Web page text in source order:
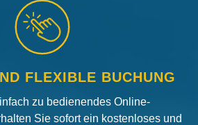
FLEXIBLE BUCHUNG
zu bedienendes Online-
Sie sofort ein kostenloses und